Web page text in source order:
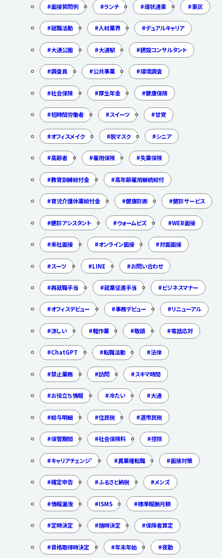
面接質問例 ランチ 環状通東 東区
就職活動 人材業界 デュアルキャリア
大通公園 大通駅 建設コンサルタント
調査員 公共事業 環境調査
社会保険 厚生年金 健康保険
短時間労働者 スイーツ 甘党
オフィスメイク 脱マスク シニア
高齢者 雇用保険 失業保険
教育訓練給付金 高年齢雇用継続給付
育児介護休業給付金 健康診断 健診サービス
健診アシスタント ウォームビズ WEB面接
来社面接 オンライン面接 対面面接
スーツ LINE お問い合わせ
再就職手当 就業促進手当 ビジネスマナー
オフィスデビュー 事務デビュー リニューアル
涼しい 軽作業 敬語 電話応対
ChatGPT 転職活動 法律
禁止業務 訪問 スキマ時間
お役立ち情報 冷たい 大通
給与明細 住民税 道市民税
保管期間 社会保険料 控除
キャリアチェンジ' 異業種転職 面接対策
確定申告 ふるさと納税 メンズ
情報漏洩 ISMS 標準報酬月額
定時決定 随時決定 保険者算定
資格取得時決定 年末年始 夜勤